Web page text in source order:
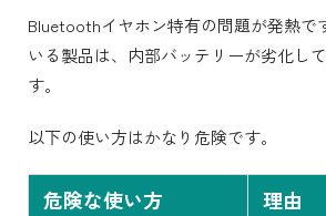
Bluetoothイヤホン特有の問題が発熱で
いる製品は、内部バッテリーが劣化し
す。
以下の使い方はかなり危険です。
危険な使い方
理由